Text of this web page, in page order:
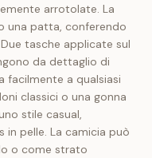
arrotolate. La
una patta, conferendo
tasche applicate sul
da dettaglio di
facilmente a qualsiasi
classici o una gonna
stile casual,
in pelle. La camicia può
o come strato